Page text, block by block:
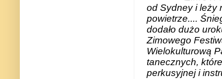
od Sydney i leży
powietrze....
dodało dużo
Zimowego
Wielokulturową
tanecznych,
perkusyjnej i